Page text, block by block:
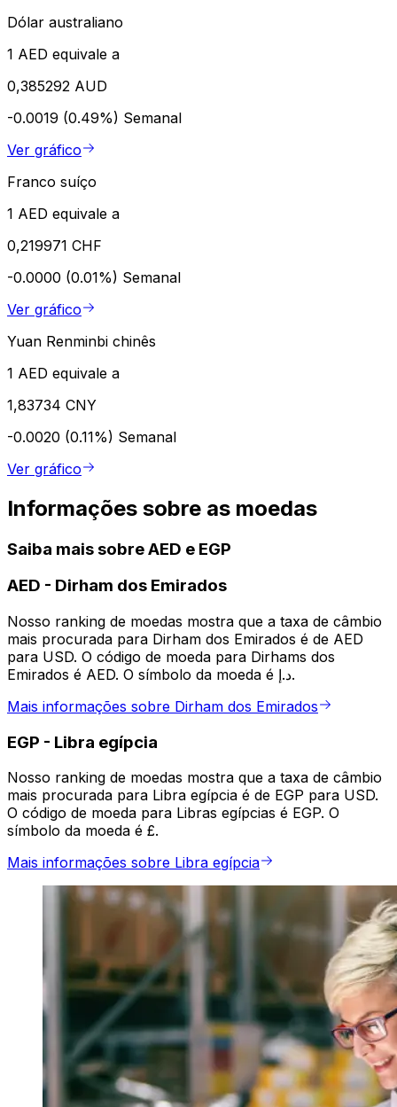
Dólar australiano
1 AED equivale a
0,385292 AUD
-0.0019 (0.49%) Semanal
Ver gráfico
Franco suíço
1 AED equivale a
0,219971 CHF
-0.0000 (0.01%) Semanal
Ver gráfico
Yuan Renminbi chinês
1 AED equivale a
1,83734 CNY
-0.0020 (0.11%) Semanal
Ver gráfico
Informações sobre as moedas
Saiba mais sobre AED e EGP
AED - Dirham dos Emirados
Nosso ranking de moedas mostra que a taxa de câmbio
mais procurada para Dirham dos Emirados é de AED
para USD. O código de moeda para Dirhams dos
Emirados é AED. O símbolo da moeda é د.إ.
Mais informações sobre Dirham dos Emirados
EGP - Libra egípcia
Nosso ranking de moedas mostra que a taxa de câmbio
mais procurada para Libra egípcia é de EGP para USD.
O código de moeda para Libras egípcias é EGP. O
símbolo da moeda é £.
Mais informações sobre Libra egípcia